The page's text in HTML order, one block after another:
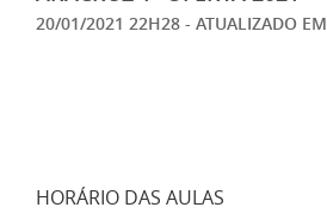
20/01/2021 22H28 - ATUALIZADO EM
HORÁRIO DAS AULAS